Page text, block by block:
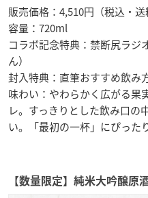
販売価格：4,510円（税込・送
容量：720ml
コラボ記念特典：禁断尻ラジ
ん）
封入特典：直筆おすすめ飲み
味わい：やわらかく広がる果
レ。すっきりとした飲み口の
い。「最初の一杯」にぴった
【数量限定】純米大吟醸原